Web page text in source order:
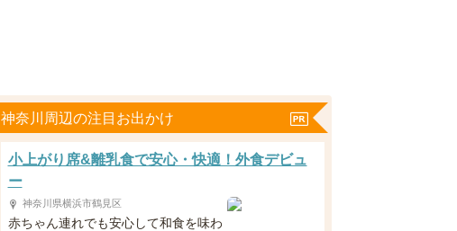
神奈川周辺の注目お出かけ
小上がり席&離乳食で安心・快適！外食デビュ
ー
神奈川県横浜市鶴見区
赤ちゃん連れでも安心して和食を味わ